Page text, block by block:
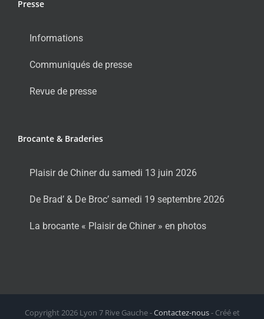
Presse
Informations
Communiqués de presse
Revue de presse
Brocante & Braderies
Plaisir de Chiner du samedi 13 juin 2026
De Brad’ & De Broc’ samedi 19 septembre 2026
La brocante « Plaisir de Chiner » en photos
Copyright 2026 Lyon 7 Rive Gauche -Contactez-nous- Créé et